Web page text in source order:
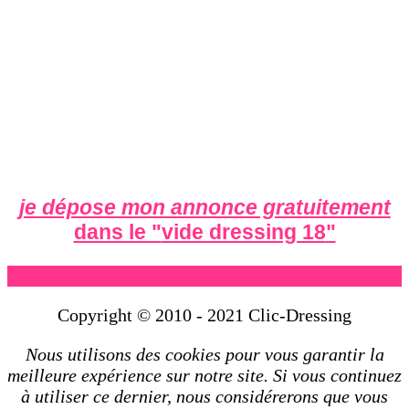
je dépose mon annonce gratuitement
dans le "vide dressing 18"
Copyright © 2010 - 2021 Clic-Dressing
Nous utilisons des cookies pour vous garantir la
meilleure expérience sur notre site. Si vous continuez
à utiliser ce dernier, nous considérerons que vous